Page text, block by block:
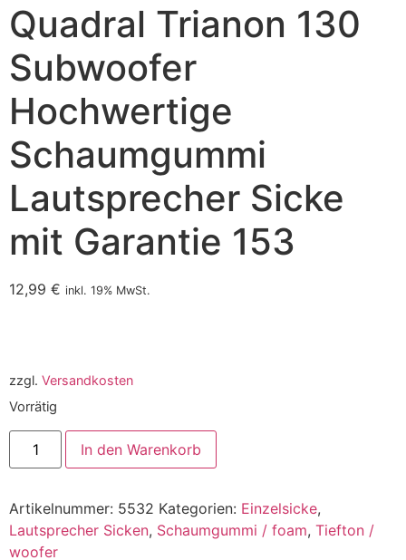
Quadral Trianon 130
Subwoofer
Hochwertige
Schaumgummi
Lautsprecher Sicke
mit Garantie 153
12,99 € inkl. 19% MwSt.
zzgl. Versandkosten
Vorrätig
In den Warenkorb
Artikelnummer: 5532 Kategorien: Einzelsicke,
Lautsprecher Sicken, Schaumgummi / foam, Tiefton /
woofer